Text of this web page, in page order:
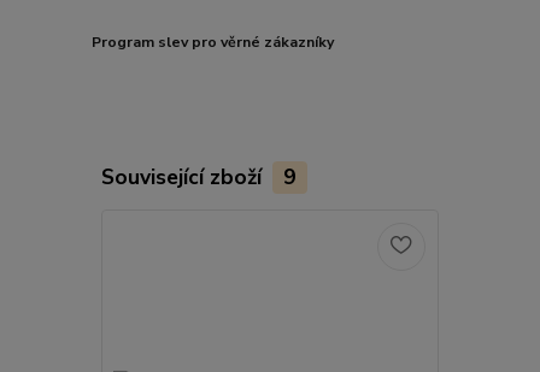
Program slev pro věrné zákazníky
Související zboží 9